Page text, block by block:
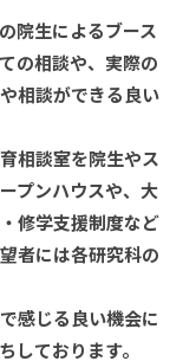
院生によるブース
の相談や、実際の
相談ができる良い
相談室を院生やス
プンハウスや、大
修学支援制度など
者には各研究科の
感じる良い機会に
しております。